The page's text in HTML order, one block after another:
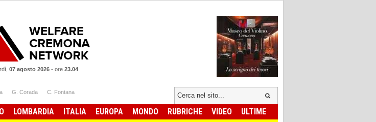
07 agosto 2026 - ore 23.04
G. Corada C. Fontana
LOMBARDIA ITALIA EUROPA MONDO RUBRICHE VIDEO ULTIME